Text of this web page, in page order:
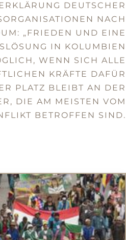
DEUTSCHER
NACH
„FRIEDEN UND EINE
IN KOLUMBIEN
WENN SICH ALLE
KRÄFTE DAFÜR
PLATZ BLEIBT AN DER
DIE AM MEISTEN VOM
BETROFFEN SIND.